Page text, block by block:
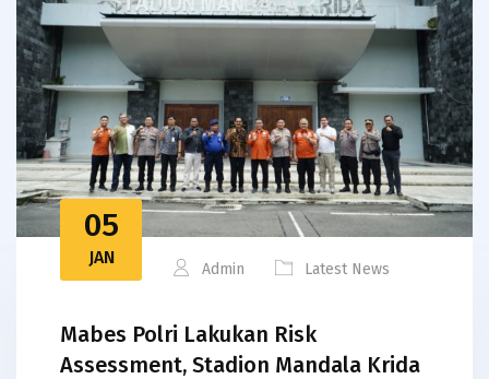
05
JAN
Admin Latest News
Mabes Polri Lakukan Risk
Assessment, Stadion Mandala Krida